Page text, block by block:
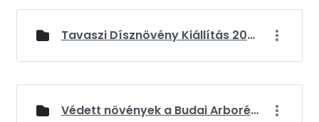
Tavaszi Dísznövény Kiállítás 2026
Védett növények a Budai Arborétumban